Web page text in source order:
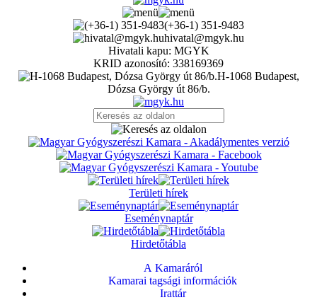
(+36-1) 351-9483
hivatal@mgyk.hu
Hivatali kapu: MGYK
KRID azonosító: 338169369
H-1068 Budapest,
Dózsa György út 86/b.
Területi hírek
Eseménynaptár
Hirdetőtábla
A Kamaráról
Kamarai tagsági információk
Irattár